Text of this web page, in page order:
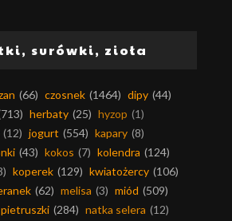
surówki, zioła
(66) czosnek (1464) dipy (44)
herbaty (25) hyzop (1)
(12) jogurt (554) kapary (8)
(43) kokos (7) kolendra (124)
koperek (129) kwiatożercy (106)
(62) melisa (3) miód (509)
(284) natka selera (12)